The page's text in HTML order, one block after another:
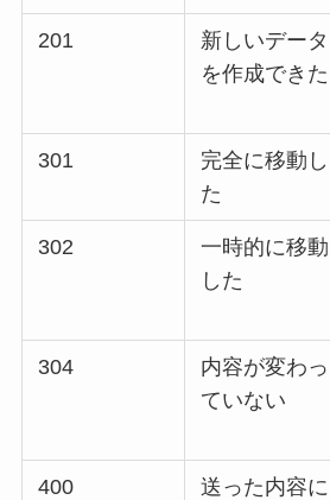
201
新しいデータ
を作成できた
301
完全に移動し
た
302
一時的に移動
した
304
内容が変わっ
ていない
400
送った内容に